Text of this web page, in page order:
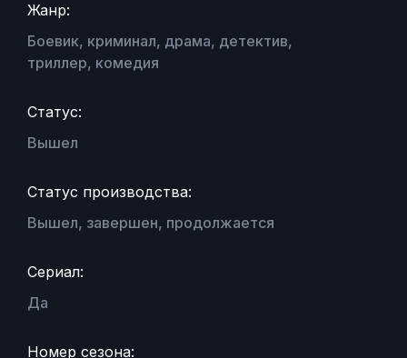
Жанр:
Боевик, криминал, драма, детектив,
триллер, комедия
Статус:
Вышел
Статус производства:
Вышел, завершен, продолжается
Сериал:
Да
Номер сезона: